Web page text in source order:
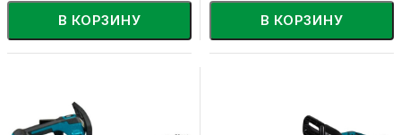
В КОРЗИНУ В КОРЗИНУ